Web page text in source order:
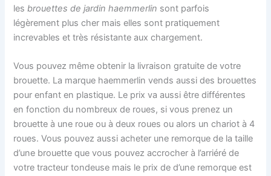
lesbrouettes de jardin haemmerlin sont parfois
légèrement plus cher mais elles sont pratiquement
increvables et très résistante aux chargement.
Vous pouvez même obtenir la livraison gratuite de votre
brouette. La marque haemmerlin vends aussi des brouettes
pour enfant en plastique. Le prix va aussi être différentes
en fonction du nombreux de roues, si vous prenez un
brouette à une roue ou à deux roues ou alors un chariot à 4
roues. Vous pouvez aussi acheter une remorque de la taille
d’une brouette que vous pouvez accrocher à l’arriéré de
votre tracteur tondeuse mais le prix de d’une remorque est